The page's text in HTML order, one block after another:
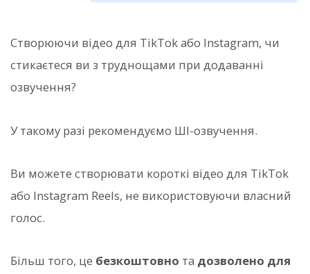
Створюючи відео для TikTok або Instagram, чи
стикаєтеся ви з труднощами при додаванні
озвучення?
У такому разі рекомендуємо ШІ-озвучення.
Ви можете створювати короткі відео для TikTok
або Instagram Reels, не використовуючи власний
голос.
Більш того, це безкоштовно та дозволено для